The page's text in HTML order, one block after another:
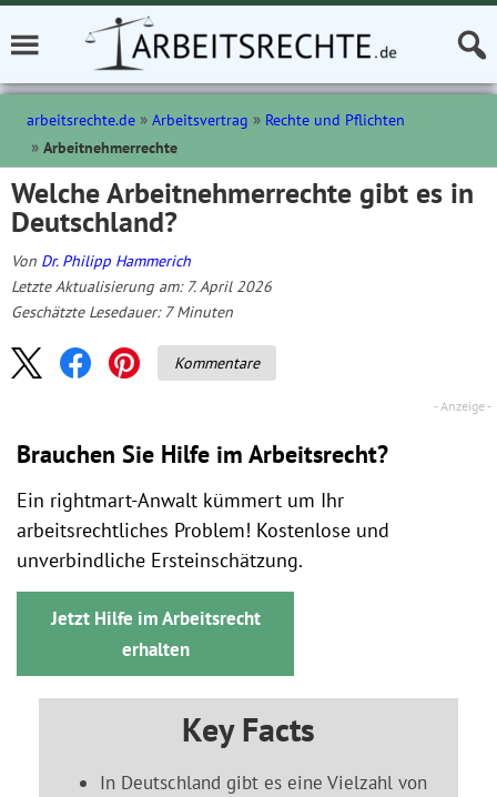
arbeitsrechte.de Arbeitsvertrag
Rechte und Pflichten
Arbeitnehmerrechte
Welche Arbeitnehmerrechte gibt es in
Deutschland?
Von Dr. Philipp Hammerich
Letzte Aktualisierung am: 7. April 2026
Geschätzte Lesedauer: 7 Minuten
Kommentare
Brauchen Sie Hilfe im Arbeitsrecht?
Ein rightmart-Anwalt kümmert um Ihr
arbeitsrechtliches Problem! Kostenlose und
unverbindliche Ersteinschätzung.
Jetzt Hilfe im Arbeitsrecht
erhalten
Key Facts
In Deutschland gibt es eine Vielzahl von